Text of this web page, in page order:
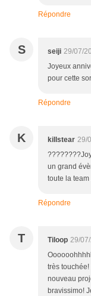
Répondre
S seiji 29/07/
Joyeux
pour cette
Répondre
K killstear 29/
un grand
toute la
Répondre
T Tiloop 29/
très
nouveau
bravissimo!